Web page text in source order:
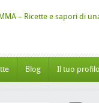
Blog Il tuo profilo